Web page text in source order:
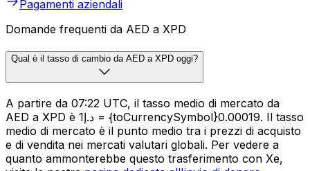
Pagamenti aziendali
Domande frequenti da AED a XPD
Qual è il tasso di cambio da AED a XPD oggi?
A partire da 07:22 UTC, il tasso medio di mercato da
AED a XPD è د.إ1 = {toCurrencySymbol}0.00019. Il tasso
medio di mercato è il punto medio tra i prezzi di acquisto
e di vendita nei mercati valutari globali. Per vedere a
quanto ammonterebbe questo trasferimento con Xe,